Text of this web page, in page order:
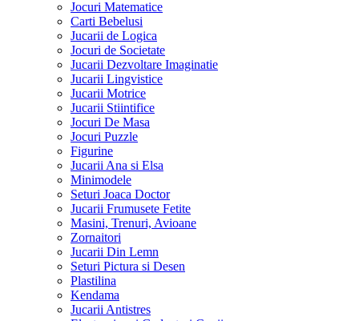
Jocuri Matematice
Carti Bebelusi
Jucarii de Logica
Jocuri de Societate
Jucarii Dezvoltare Imaginatie
Jucarii Lingvistice
Jucarii Motrice
Jucarii Stiintifice
Jocuri De Masa
Jocuri Puzzle
Figurine
Jucarii Ana si Elsa
Minimodele
Seturi Joaca Doctor
Jucarii Frumusete Fetite
Masini, Trenuri, Avioane
Zornaitori
Jucarii Din Lemn
Seturi Pictura si Desen
Plastilina
Kendama
Jucarii Antistres